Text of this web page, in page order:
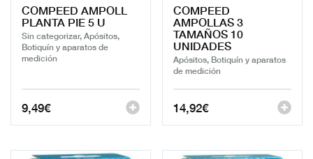
COMPEED AMPOLL
PLANTA PIE 5 U
Sin categorizar, Apósitos,
Botiquín y aparatos de
medición
9,49€
COMPEED
AMPOLLAS 3
TAMAÑOS 10
UNIDADES
Apósitos, Botiquín y aparatos
de medición
14,92€